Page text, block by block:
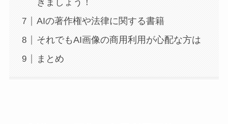
きましょう！
AIの著作権や法律に関する書籍
それでもAI画像の商用利用が心配な方は
まとめ